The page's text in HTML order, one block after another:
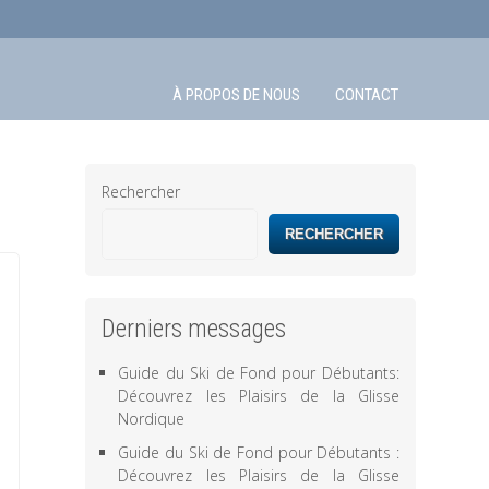
À PROPOS DE NOUS CONTACT
Rechercher
RECHERCHER
Derniers messages
Guide du Ski de Fond pour Débutants:
Découvrez les Plaisirs de la Glisse
Nordique
Guide du Ski de Fond pour Débutants :
Découvrez les Plaisirs de la Glisse